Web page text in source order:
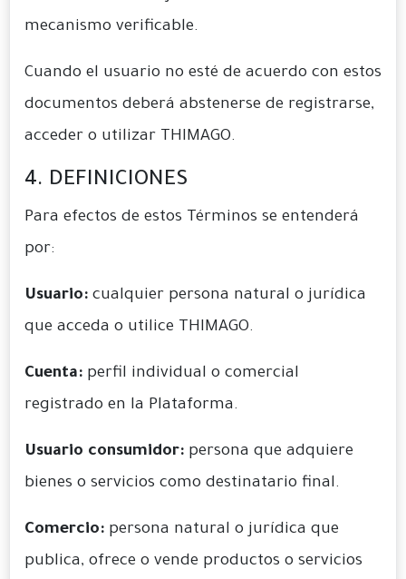
mecanismo verificable.
Cuando el usuario no esté de acuerdo con estos
documentos deberá abstenerse de registrarse,
acceder o utilizar THIMAGO.
4. DEFINICIONES
Para efectos de estos Términos se entenderá
por:
Usuario: cualquier persona natural o jurídica
que acceda o utilice THIMAGO.
Cuenta: perfil individual o comercial
registrado en la Plataforma.
Usuario consumidor: persona que adquiere
bienes o servicios como destinatario final.
Comercio: persona natural o jurídica que
publica, ofrece o vende productos o servicios